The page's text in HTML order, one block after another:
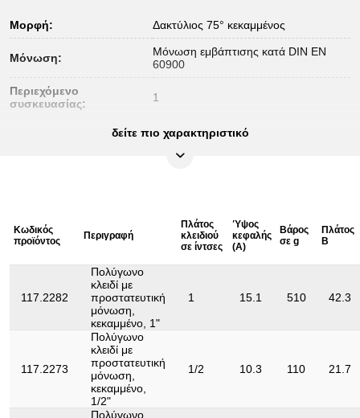
Μορφή: Δακτύλιος 75° κεκαμμένος
Μόνωση:
Μόνωση εμβάπτισης κατά DIN EN
60900
Περιεχόμενο
συσκευασίας:
1
Πιστοποιητικό ελέγχου: 1000V
Flank Traction
Υλικό1:
Υψηλής ποιότητας χάλυβας χρωμίου-
βαναδίου
Χωρίς δυνατότητα
δείτε πιο χαρακτηριστικό
Κωδικός
προϊόντος
Περιγραφή
Πλάτος
κλειδιού
σε ίντσες
Ύψος
κεφαλής
(A)
Βάρος
σε g
Πλάτος
Β
117.2282
Πολύγωνο
κλειδί με
προστατευτική
μόνωση,
κεκαμμένο, 1"
1 15.1 510 42.3
117.2273
Πολύγωνο
κλειδί με
προστατευτική
μόνωση,
κεκαμμένο,
1/2"
1/2 10.3 110 21.7
Πολύγωνο